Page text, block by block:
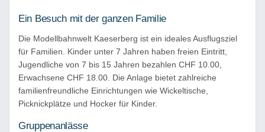
Ein Besuch mit der ganzen Familie
Die Modellbahnwelt Kaeserberg ist ein ideales Ausflugsziel
für Familien. Kinder unter 7 Jahren haben freien Eintritt,
Jugendliche von 7 bis 15 Jahren bezahlen CHF 10.00,
Erwachsene CHF 18.00. Die Anlage bietet zahlreiche
familienfreundliche Einrichtungen wie Wickeltische,
Picknickplätze und Hocker für Kinder.
Gruppenanlässe